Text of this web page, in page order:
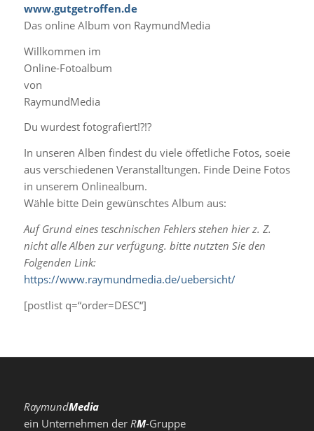
www.gutgetroffen.de
Das online Album von RaymundMedia
Willkommen im
Online-Fotoalbum
von
RaymundMedia
Du wurdest fotografiert!?!?
In unseren Alben findest du viele öffetliche Fotos, soeie
aus verschiedenen Veranstalltungen. Finde Deine Fotos
in unserem Onlinealbum.
Wähle bitte Dein gewünschtes Album aus:
Auf Grund eines teschnischen Fehlers stehen hier z. Z.
nicht alle Alben zur verfügung. bitte nutzten Sie den
Folgenden Link:
https://www.raymundmedia.de/uebersicht/
[postlist q=“order=DESC“]
RaymundMedia
ein Unternehmen der RM-Gruppe